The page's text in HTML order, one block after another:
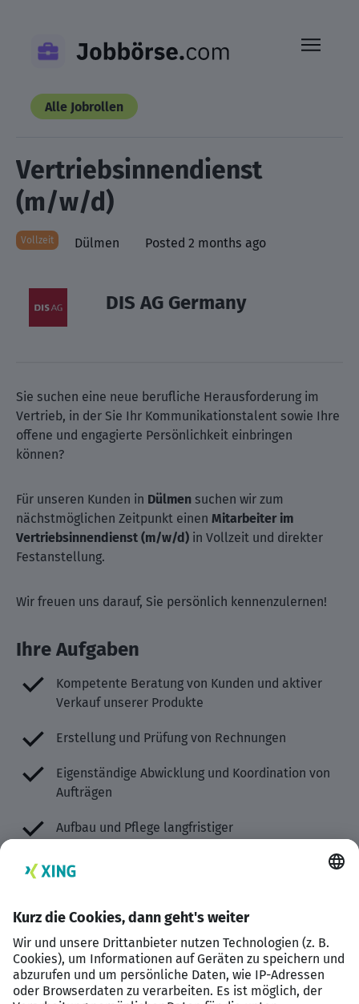
content
Alle Jobrollen
Vertriebsinnendienst
(m/w/d)
Vollzeit Dülmen Posted 2 months ago
DIS AG Germany
Sie suchen eine neue berufliche Herausforderung im
Vertrieb, in der Sie Ihr Kommunikationstalent sowie Ihre
offene und engagierte Persönlichkeit einbringen
können?
Für unseren Kunden in Dülmen suchen wir zum
nächstmöglichen Zeitpunkt einen Mitarbeiter im
Vertriebsinnendienst (m/w/d) in Vollzeit und direkter
Festanstellung.
Wir freuen uns darauf, Sie persönlich kennenzulernen!
Ihre Aufgaben
Kompetente Beratung von Kunden und aktiver
Verkauf unserer Produkte
Erstellung und Prüfung von Rechnungen
Eigenständige Abwicklung und Koordination von
Aufträgen
Aufbau und Pflege langfristiger
Verwaltung und kontinuierliche Aktualisierung
Ihr Profil
Sie haben eine abgeschlossene kaufmännische
Ausbildung z.B. als Industriekaufmann oder eine